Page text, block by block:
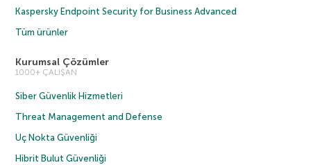
Kaspersky Endpoint Security for Business Advanced
Tüm ürünler
Kurumsal Çözümler
1000+ ÇALIŞAN
Siber Güvenlik Hizmetleri
Threat Management and Defense
Uç Nokta Güvenliği
Hibrit Bulut Güvenliği